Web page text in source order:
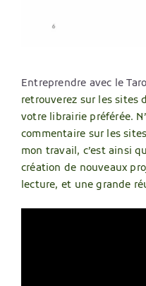
Entreprendre avec le
retrouverez sur les sites
votre librairie préférée.
commentaire sur les
mon travail, c’est ainsi
création de nouveaux
lecture, et une grande